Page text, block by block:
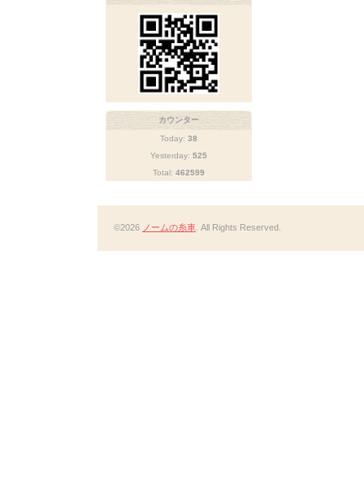
カウンター
Today: 38
Yesterday: 525
Total: 462599
©2026 ノームの糸車 . All Rights Reserved.